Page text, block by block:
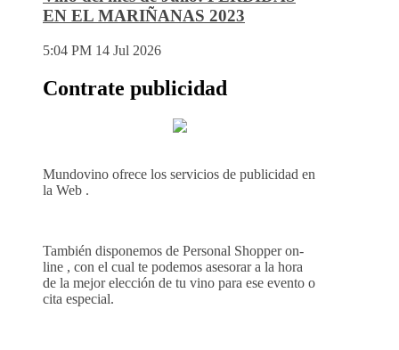
EN EL MARIÑANAS 2023
5:04 PM 14 Jul 2026
Contrate publicidad
Mundovino ofrece los servicios de publicidad en
la Web .
También disponemos de Personal Shopper on-
line , con el cual te podemos asesorar a la hora
de la mejor elección de tu vino para ese evento o
cita especial.